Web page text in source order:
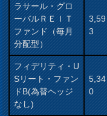
ラサール・グロ
ーバルＲＥＩＴ
ファンド（毎月
分配型）
3,59
3
フィデリティ・U
Sリート・ファン
ドB(為替ヘッジ
なし)
5,34
0